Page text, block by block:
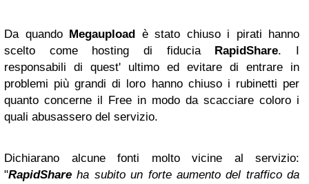
Da quando Megaupload è stato chiuso i pirati hanno
scelto come hosting di fiducia RapidShare. I
responsabili di quest' ultimo ed evitare di entrare in
problemi più grandi di loro hanno chiuso i rubinetti per
quanto concerne il Free in modo da scacciare coloro i
quali abusassero del servizio.
Dichiarano alcune fonti molto vicine al servizio:
"RapidShare ha subito un forte aumento del traffico da